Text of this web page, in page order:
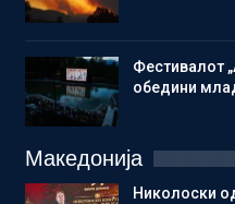
Фестивалот
обедини
Македонија
Николоски